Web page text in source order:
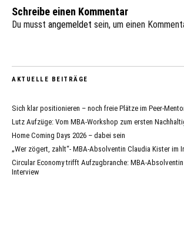
Schreibe einen Kommentar
Du musst angemeldet sein, um einen
AKTUELLE BEITRÄGE
Sich klar positionieren – noch freie Plätze im Peer-
Lutz Aufzüge: Vom MBA-Workshop zum ersten
Home Coming Days 2026 – dabei sein
„Wer zögert, zahlt“- MBA-Absolventin Claudia Kister im
Circular Economy trifft Aufzugbranche: MBA-
Interview